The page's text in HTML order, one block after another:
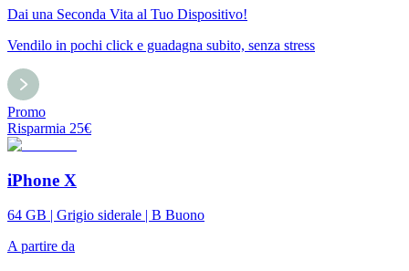
Dai una Seconda Vita al Tuo Dispositivo!
Vendilo in pochi click e guadagna subito, senza stress
Promo
Risparmia 25€
iPhone X
64 GB | Grigio siderale | B Buono
A partire da